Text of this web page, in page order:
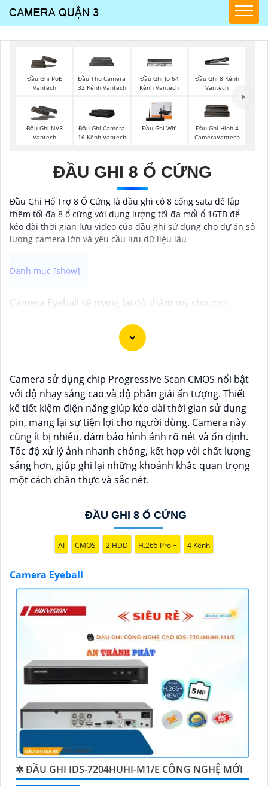
Đầu Ghi PoE
Vantech
Đầu Thu Camera
32 Kênh Vantech
Đầu Ghi Ip 64
Kênh Vantech
Đầu Ghi 8 Kênh
Vantech
Đầu Ghi NVR
Vantech
Đầu Ghi Camera
16 Kênh Vantech
Đầu Ghi Wifi
Đầu Ghi Hình 4
CameraVantech
ĐẦU GHI 8 Ổ CỨNG
Đầu Ghi Hổ Trợ 8 Ổ Cứng là đầu ghi có 8 cổng sata để lắp
thêm tối đa 8 ổ cứng với dụng lượng tối đa mổi ổ 16TB để
kéo dài thời gian lưu video của đầu ghi sử dụng cho dự án số
lượng camera lớn và yêu cầu lưu dữ liệu lâu
Camera Eyeball sẽ mang lại độ thẩm mỹ cho mọi
Bên cạnh đó, Camera Eyeball còn giúp bạn nhận dạng
được rõ ràng các chi tiết cũng như hoạt động tại khu
sắc nét độ phân giải cao. Sau đây là một số camera
chất lượng đề xuất dành cho bạn
Camera sử dụng chip Progressive Scan CMOS nổi bật
với độ nhạy sáng cao và độ phân giải ấn tượng. Thiết
kế tiết kiệm điện năng giúp kéo dài thời gian sử dụng
pin, mang lại sự tiện lợi cho người dùng. Camera này
cũng ít bị nhiễu, đảm bảo hình ảnh rõ nét và ổn định.
Tốc độ xử lý ảnh nhanh chóng, kết hợp với chất lượng
sáng hơn, giúp ghi lại những khoảnh khắc quan trọng
một cách chân thực và sắc nét.
ĐẦU GHI 8 Ổ CỨNG
AI CMOS 2 HDD H.265 Pro + 4 Kênh
Camera Eyeball
✲ ĐẦU GHI IDS-7204HUHI-M1/E CÔNG NGHỆ MỚI